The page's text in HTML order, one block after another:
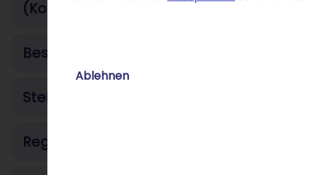
Ablehnen
(Konkurrenz-) Analysen
Besser gefunden werden mit den
Steigern Sie die Sichtbarkeit Ihres
Regional gefunden werden